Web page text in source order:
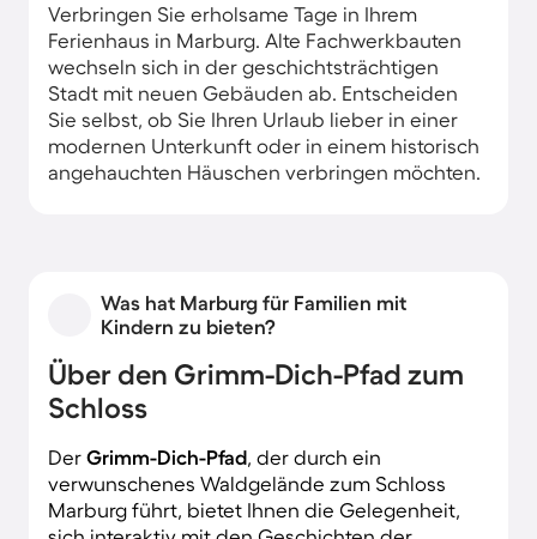
Verbringen Sie erholsame Tage in Ihrem
Ferienhaus in Marburg. Alte Fachwerkbauten
wechseln sich in der geschichtsträchtigen
Stadt mit neuen Gebäuden ab. Entscheiden
Sie selbst, ob Sie Ihren Urlaub lieber in einer
modernen Unterkunft oder in einem historisch
angehauchten Häuschen verbringen möchten.
Was hat Marburg für Familien mit
Kindern zu bieten?
Über den Grimm-Dich-Pfad zum
Schloss
Der Grimm-Dich-Pfad, der durch ein
verwunschenes Waldgelände zum Schloss
Marburg führt, bietet Ihnen die Gelegenheit,